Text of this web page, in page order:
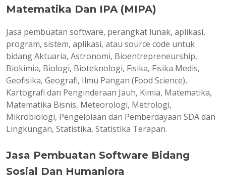
Matematika Dan IPA (MIPA)
Jasa pembuatan software, perangkat lunak, aplikasi,
program, sistem, aplikasi, atau source code untuk
bidang Aktuaria, Astronomi, Bioentrepreneurship,
Biokimia, Biologi, Bioteknologi, Fisika, Fisika Medis,
Geofisika, Geografi, Ilmu Pangan (Food Science),
Kartografi dan Penginderaan Jauh, Kimia, Matematika,
Matematika Bisnis, Meteorologi, Metrologi,
Mikrobiologi, Pengelolaan dan Pemberdayaan SDA dan
Lingkungan, Statistika, Statistika Terapan.
Jasa Pembuatan Software Bidang
Sosial Dan Humaniora